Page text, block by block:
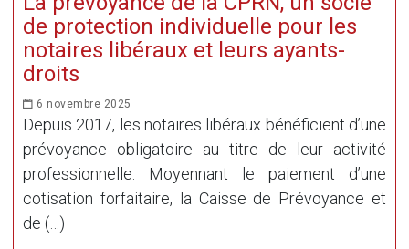
de protection individuelle pour les
notaires libéraux et leurs ayants-
droits
6 novembre 2025
Depuis 2017, les notaires libéraux bénéficient d’une
prévoyance obligatoire au titre de leur activité
professionnelle. Moyennant le paiement d’une
cotisation forfaitaire, la Caisse de Prévoyance et
de (…)